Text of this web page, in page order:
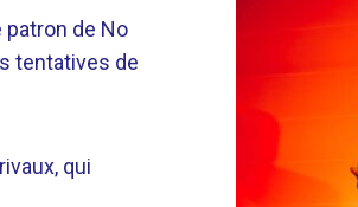
patron de No
tentatives de
qui